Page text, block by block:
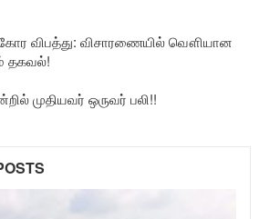
விபத்து: விசாரணையில் வௌியான
தகவல்!
முதியவர் ஒருவர் பலி!!